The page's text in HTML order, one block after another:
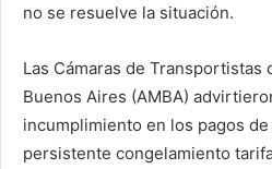
no se resuelve la situación.
Las Cámaras de Transportistas
Buenos Aires (AMBA)
incumplimiento en los pagos
persistente congelamiento